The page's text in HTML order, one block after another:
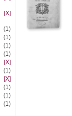
[X]
(1)
(1)
(1)
(1)
[X]
(1)
[X]
(1)
(1)
(1)